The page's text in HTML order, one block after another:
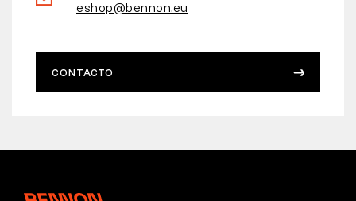
eshop@bennon.eu
CONTACTO